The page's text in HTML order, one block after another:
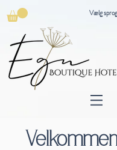
Vælg sprog